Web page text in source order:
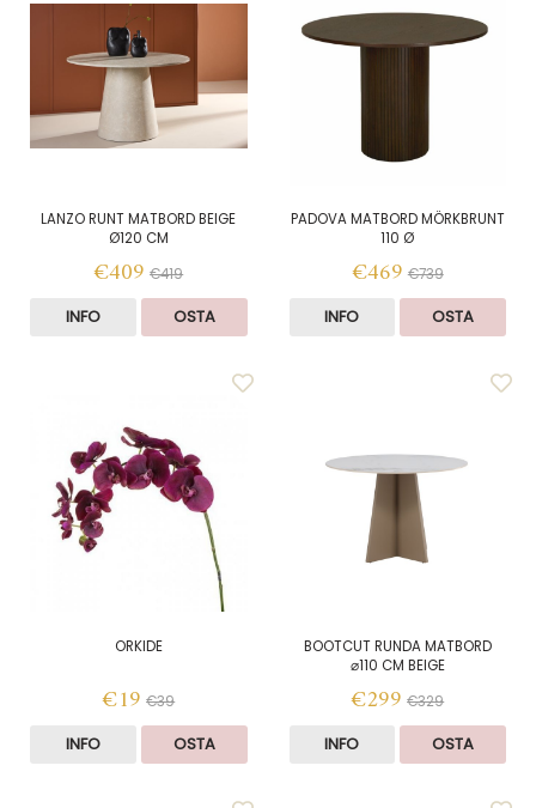
LANZO RUNT MATBORD BEIGE
Ø120 CM
€409 €419
INFO OSTA
PADOVA MATBORD MÖRKBRUNT
110 Ø
€469 €739
INFO OSTA
ORKIDE
€19 €39
INFO OSTA
BOOTCUT RUNDA MATBORD
⌀110 CM BEIGE
€299 €329
INFO OSTA